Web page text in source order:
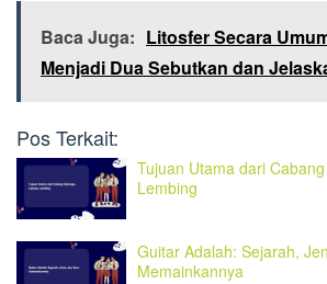
Baca Juga: Litosfer Secara
Menjadi Dua Sebutkan dan
Pos Terkait:
Tujuan Utama dari
Lembing
Guitar Adalah: Sejarah,
Memainkannya